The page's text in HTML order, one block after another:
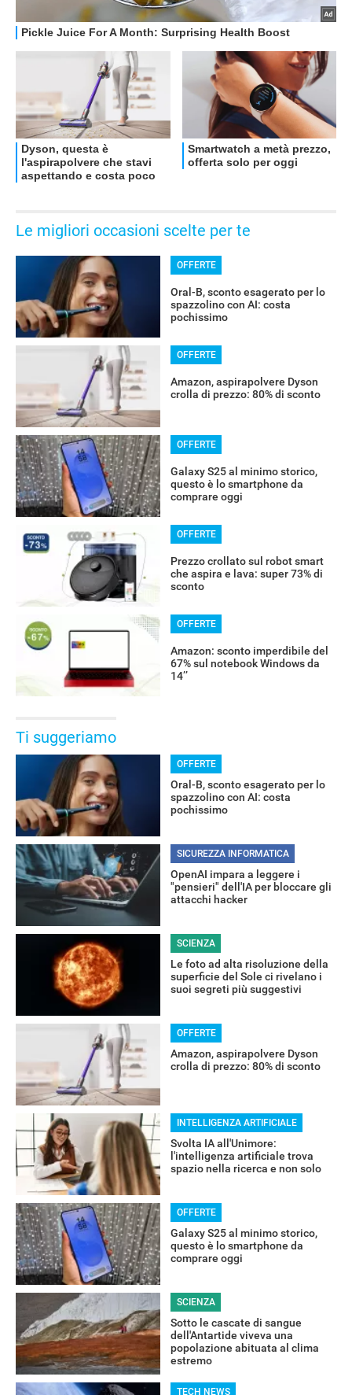
RECENSIONI
Le migliori occasioni scelte per te
OFFERTE
Oral-B, sconto esagerato per lo
spazzolino con AI: costa
pochissimo
OFFERTE
Amazon, aspirapolvere Dyson
crolla di prezzo: 80% di sconto
OFFERTE
Galaxy S25 al minimo storico,
questo è lo smartphone da
comprare oggi
OFFERTE
Prezzo crollato sul robot smart
che aspira e lava: super 73% di
sconto
OFFERTE
Amazon: sconto imperdibile del
67% sul notebook Windows da
14’’
Ti suggeriamo
OFFERTE
Oral-B, sconto esagerato per lo
spazzolino con AI: costa
pochissimo
SICUREZZA INFORMATICA
OpenAI impara a leggere i
"pensieri" dell'IA per bloccare gli
attacchi hacker
SCIENZA
Le foto ad alta risoluzione della
superficie del Sole ci rivelano i
suoi segreti più suggestivi
OFFERTE
Amazon, aspirapolvere Dyson
crolla di prezzo: 80% di sconto
INTELLIGENZA ARTIFICIALE
Svolta IA all'Unimore:
l'intelligenza artificiale trova
spazio nella ricerca e non solo
OFFERTE
Galaxy S25 al minimo storico,
questo è lo smartphone da
comprare oggi
SCIENZA
Sotto le cascate di sangue
dell'Antartide viveva una
popolazione abituata al clima
estremo
TECH NEWS